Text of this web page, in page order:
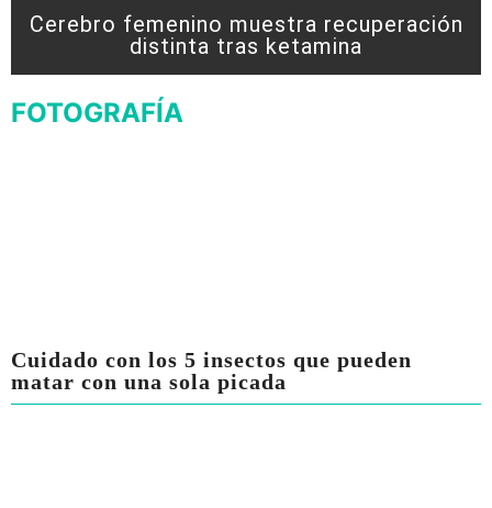
Cerebro femenino muestra recuperación
distinta tras ketamina
FOTOGRAFÍA
Cuidado con los 5 insectos que pueden
matar con una sola picada